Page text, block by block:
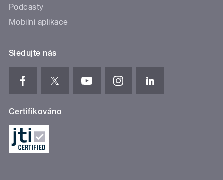
Podcasty
Mobilní aplikace
Sledujte nás
Certifikováno